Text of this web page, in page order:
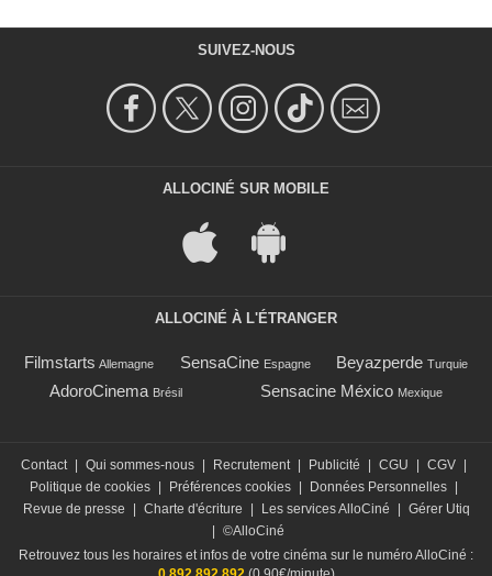
SUIVEZ-NOUS
ALLOCINÉ SUR MOBILE
ALLOCINÉ À L'ÉTRANGER
Filmstarts Allemagne SensaCine Espagne Beyazperde Turquie
AdoroCinema Brésil Sensacine México Mexique
Contact Qui sommes-nous Recrutement Publicité CGU CGV
Politique de cookies
Préférences cookies Données Personnelles
Revue de presse
Charte d'écriture Les services AlloCiné
Gérer Utiq
©AlloCiné
Retrouvez tous les horaires et infos de votre cinéma sur le numéro AlloCiné :